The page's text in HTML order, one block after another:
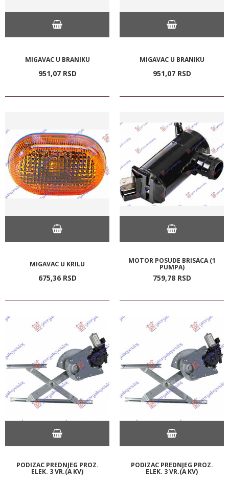
MIGAVAC U BRANIKU
951,07 RSD
MIGAVAC U BRANIKU
951,07 RSD
MIGAVAC U KRILU
675,36 RSD
MOTOR POSUDE BRISACA (1
PUMPA)
759,78 RSD
PODIZAC PREDNJEG PROZ.
ELEK. 3 VR.(A KV)
PODIZAC PREDNJEG PROZ.
ELEK. 3 VR.(A KV)